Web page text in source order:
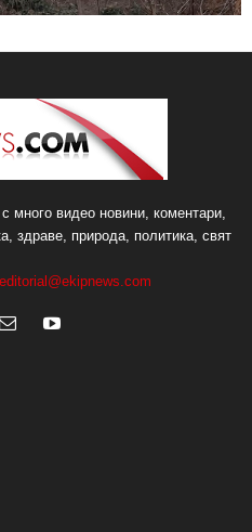
много видео новини, коментари,
здраве, природа, политика, свят
editorial@ekipnews.com